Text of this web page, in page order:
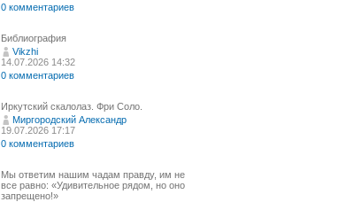
0 комментариев
Библиография
Vikzhi
14.07.2026 14:32
0 комментариев
Иркутский скалолаз. Фри Соло.
Миргородский Александр
19.07.2026 17:17
0 комментариев
Мы ответим нашим чадам правду, им не
все равно: «Удивительное рядом, но оно
запрещено!»